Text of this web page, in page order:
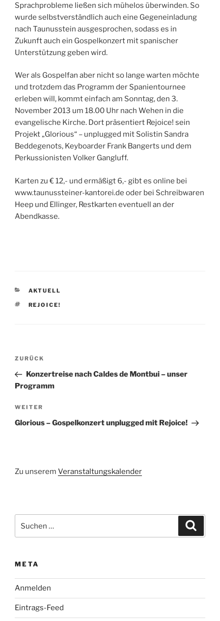
Sprachprobleme ließen sich mühelos überwinden. So
wurde selbstverständlich auch eine Gegeneinladung
nach Taunusstein ausgesprochen, sodass es in
Zukunft auch ein Gospelkonzert mit spanischer
Unterstützung geben wird.
Wer als Gospelfan aber nicht so lange warten möchte
und trotzdem das Programm der Spanientournee
erleben will, kommt einfach am Sonntag, den 3.
November 2013 um 18.00 Uhr nach Wehen in die
evangelische Kirche. Dort präsentiert Rejoice! sein
Projekt „Glorious“ – unplugged mit Solistin Sandra
Beddegenots, Keyboarder Frank Bangerts und dem
Perkussionisten Volker Gangluff.
Karten zu € 12,- und ermäßigt 6,- gibt es online bei
www.taunussteiner-kantorei.de oder bei Schreibwaren
Heep und Ellinger, Restkarten eventuell an der
Abendkasse.
KATEGORIEN
AKTUELL
SCHLAGWÖRTER
REJOICE!
Beitragsnavigation
Vorheriger
Beitrag
ZURÜCK
Konzertreise nach Caldes de Montbui – unser
Programm
Nächster
Beitrag
WEITER
Glorious – Gospelkonzert unplugged mit Rejoice!
Zu unserem Veranstaltungskalender
nach:
META
Anmelden
Eintrags-Feed